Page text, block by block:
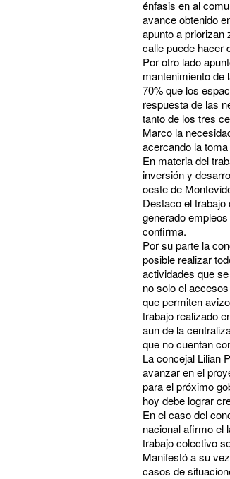
énfasis en al
avance obtenido
apunto a priorizan
calle puede hacer
Por otro lado
mantenimiento de
70% que los
respuesta de las
tanto de los tres
Marco la
acercando la
En materia del
inversión y
oeste de
Destaco el
generado
confirma.
Por su parte la
posible realizar
actividades que
no solo el
que permiten
trabajo realizado
aun de la
que no cuentan
La concejal Lilian
avanzar en el
para el próximo
hoy debe lograr
En el caso del
nacional afirmo el
trabajo colectivo
Manifestó a su
casos de